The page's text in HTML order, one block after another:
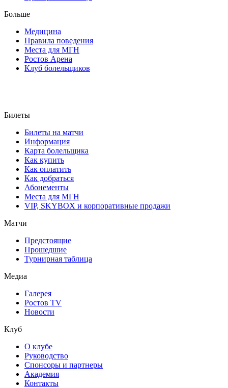
Больше
Медицина
Правила поведения
Места для МГН
Ростов Арена
Клуб болельщиков
Билеты
Билеты на матчи
Информация
Карта болельщика
Как купить
Как оплатить
Как добраться
Абонементы
Места для МГН
VIP, SKYBOX и корпоративные продажи
Матчи
Предстоящие
Прошедшие
Турнирная таблица
Медиа
Галерея
Ростов TV
Новости
Клуб
О клубе
Руководство
Спонсоры и партнеры
Академия
Контакты